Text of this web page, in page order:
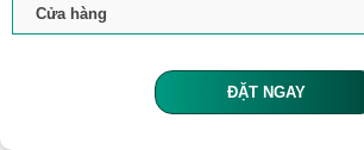
ĐẶT NGAY